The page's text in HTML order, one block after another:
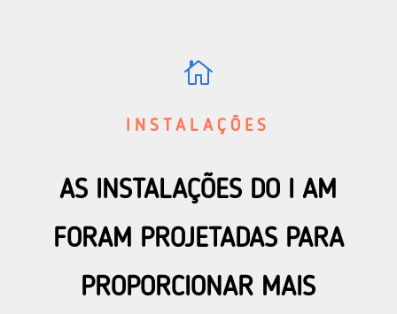

INSTALAÇÕES
AS INSTALAÇÕES DO I AM
FORAM PROJETADAS PARA
PROPORCIONAR MAIS